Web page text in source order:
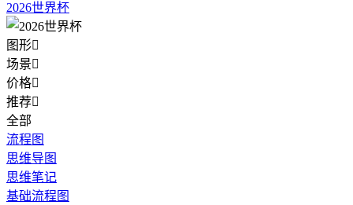
2026世界杯
图形
场景
价格
推荐
全部
流程图
思维导图
思维笔记
基础流程图